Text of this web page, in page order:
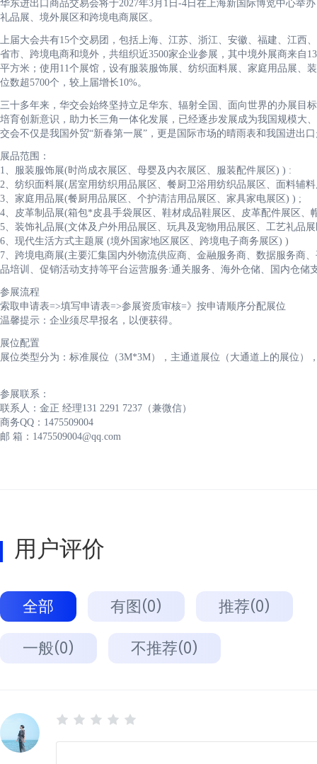
华东进出口商品交易会将于2027年3月1日-4日在上海新国际博览中心举
礼品展、境外展区和跨境电商展区。
上届大会共有15个交易团，包括上海、江苏、浙江、安徽、福建、江西
省市、跨境电商和境外，共组织近3500家企业参展，其中境外展商来自
平方米；使用11个展馆，设有服装服饰展、纺织面料展、家庭用品展、
位数超5700个，较上届增长10%。
三十多年来，华交会始终坚持立足华东、辐射全国、面向世界的办展目
培育创新意识，助力长三角一体化发展，已经逐步发展成为我国规模大
交会不仅是我国外贸“新春第一展”，更是国际市场的晴雨表和我国进出
展品范围：
1、服装服饰展(时尚成衣展区、母婴及内衣展区、服装配件展区) ) :
2、纺织面料展(居室用纺织用品展区、餐厨卫浴用纺织品展区、面料辅
3、家庭用品展(餐厨用品展区、个护清洁用品展区、家具家电展区) ) ;
4、皮革制品展(箱包*皮县手袋展区、鞋材成品鞋展区、皮革配件展区、
5、装饰礼品展(文体及户外用品展区、玩具及宠物用品展区、工艺礼品
6、现代生活方式主题展 (境外国家地区展区、跨境电子商务展区) )
7、跨境电商展(主要汇集国内外物流供应商、金融服务商、数据服务商
品培训、促销活动支持等平台运营服务:通关服务、海外仓储、国内仓储
参展流程
索取申请表=>填写申请表=>参展资质审核=》按申请顺序分配展位
温馨提示：企业须尽早报名，以便获得。
展位配置
展位类型分为：标准展位（3M*3M），主通道展位（大通道上的展位）
参展联系：
联系人：金正 经理131 2291 7237（兼微信）
商务QQ：1475509004
邮 箱：1475509004@qq.com
用户评价
全部 有图(0) 推荐(0)
一般(0) 不推荐(0)